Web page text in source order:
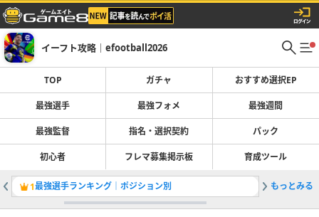
イーフト攻略｜efootball2026
TOP ガチャ おすすめ選択EP
最強選手 最強フォメ 最強週間
最強監督 指名・選択契約 パック
初心者 フレマ募集掲示板 育成ツール
1最強選手ランキング｜ポジション別 2
もっとみる